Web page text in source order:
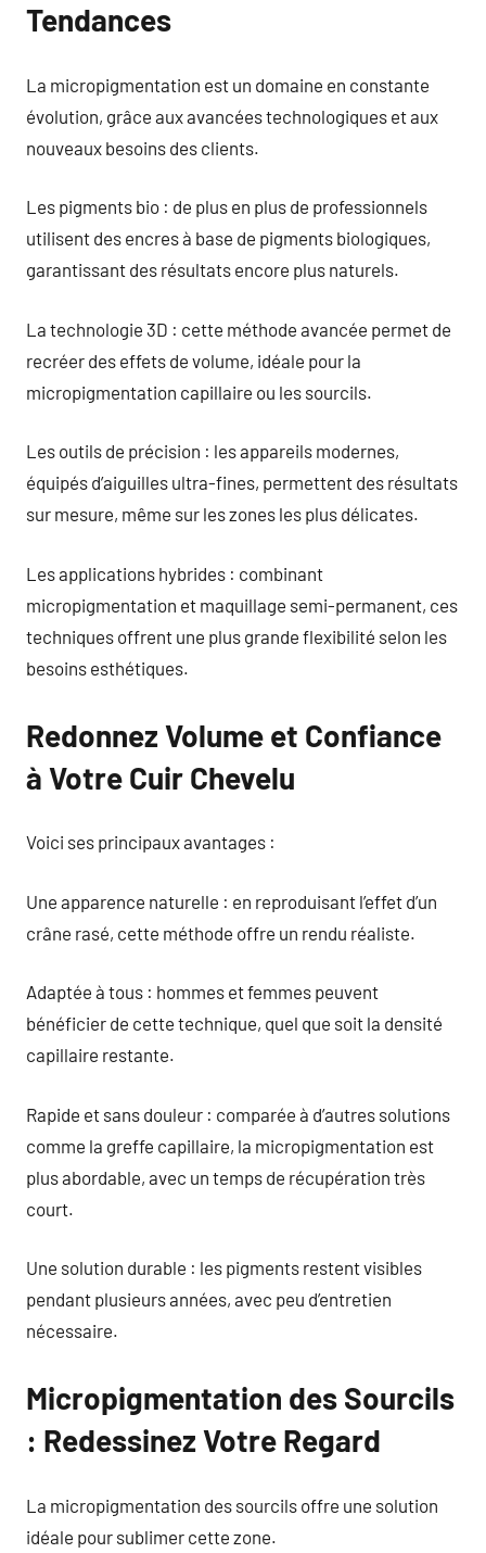
Tendances
La micropigmentation est un domaine en constante
évolution, grâce aux avancées technologiques et aux
nouveaux besoins des clients.
Les pigments bio : de plus en plus de professionnels
utilisent des encres à base de pigments biologiques,
garantissant des résultats encore plus naturels.
La technologie 3D : cette méthode avancée permet de
recréer des effets de volume, idéale pour la
micropigmentation capillaire ou les sourcils.
Les outils de précision : les appareils modernes,
équipés d’aiguilles ultra-fines, permettent des résultats
sur mesure, même sur les zones les plus délicates.
Les applications hybrides : combinant
micropigmentation et maquillage semi-permanent, ces
techniques offrent une plus grande flexibilité selon les
besoins esthétiques.
Redonnez Volume et Confiance
à Votre Cuir Chevelu
Voici ses principaux avantages :
Une apparence naturelle : en reproduisant l’effet d’un
crâne rasé, cette méthode offre un rendu réaliste.
Adaptée à tous : hommes et femmes peuvent
bénéficier de cette technique, quel que soit la densité
capillaire restante.
Rapide et sans douleur : comparée à d’autres solutions
comme la greffe capillaire, la micropigmentation est
plus abordable, avec un temps de récupération très
court.
Une solution durable : les pigments restent visibles
pendant plusieurs années, avec peu d’entretien
nécessaire.
Micropigmentation des Sourcils
: Redessinez Votre Regard
La micropigmentation des sourcils offre une solution
idéale pour sublimer cette zone.